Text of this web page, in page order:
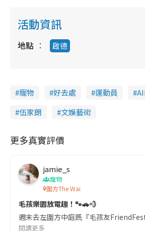
活動資訊
地點 啟德
寵物 好去處 運動員
伍家朗
文娛藝術
更多真實評價
jamie_s
寵物
圍方The Wai
毛孩樂園放電趣！🐾🚗💨
週末去左圍方中庭既『毛孩友
閱讀更多